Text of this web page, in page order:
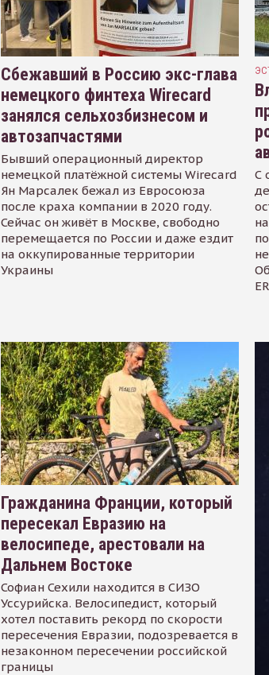
Сбежавший в Россию экс-глава
немецкого финтеха Wirecard
занялся сельхозбизнесом и
автозапчастями
Бывший операционный директор
немецкой платёжной системы Wirecard
Ян Марсалек бежал из Евросоюза
после краха компании в 2020 году.
Сейчас он живёт в Москве, свободно
перемещается по России и даже ездит
на оккупированные территории
Украины
С
Гражданина Франции, который
пересекал Евразию на
велосипеде, арестовали на
Дальнем Востоке
Софиан Сехили находится в СИЗО
Уссурийска. Велосипедист, который
хотел поставить рекорд по скорости
пересечения Евразии, подозревается в
незаконном пересечении российской
границы